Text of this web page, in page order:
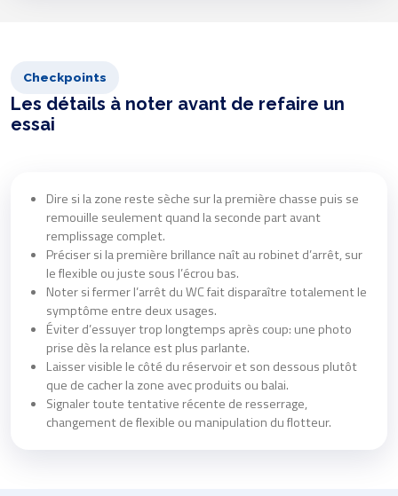
Checkpoints
Les détails à noter avant de refaire un
essai
Dire si la zone reste sèche sur la première chasse puis se
remouille seulement quand la seconde part avant
remplissage complet.
Préciser si la première brillance naît au robinet d’arrêt, sur
le flexible ou juste sous l’écrou bas.
Noter si fermer l’arrêt du WC fait disparaître totalement le
symptôme entre deux usages.
Éviter d’essuyer trop longtemps après coup: une photo
prise dès la relance est plus parlante.
Laisser visible le côté du réservoir et son dessous plutôt
que de cacher la zone avec produits ou balai.
Signaler toute tentative récente de resserrage,
changement de flexible ou manipulation du flotteur.